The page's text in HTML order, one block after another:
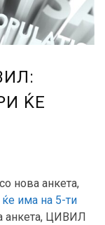
ЌЕ
нова анкета,
има на 5-ти
анкета, ЦИВИЛ